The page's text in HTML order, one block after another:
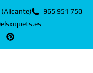
965 951 750